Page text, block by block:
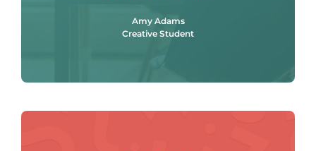
Amy Adams
Creative Student